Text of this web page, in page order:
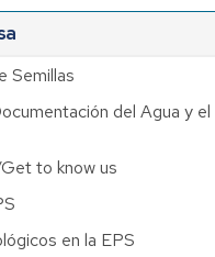
Semillas
del Agua y
to know us
en la EPS